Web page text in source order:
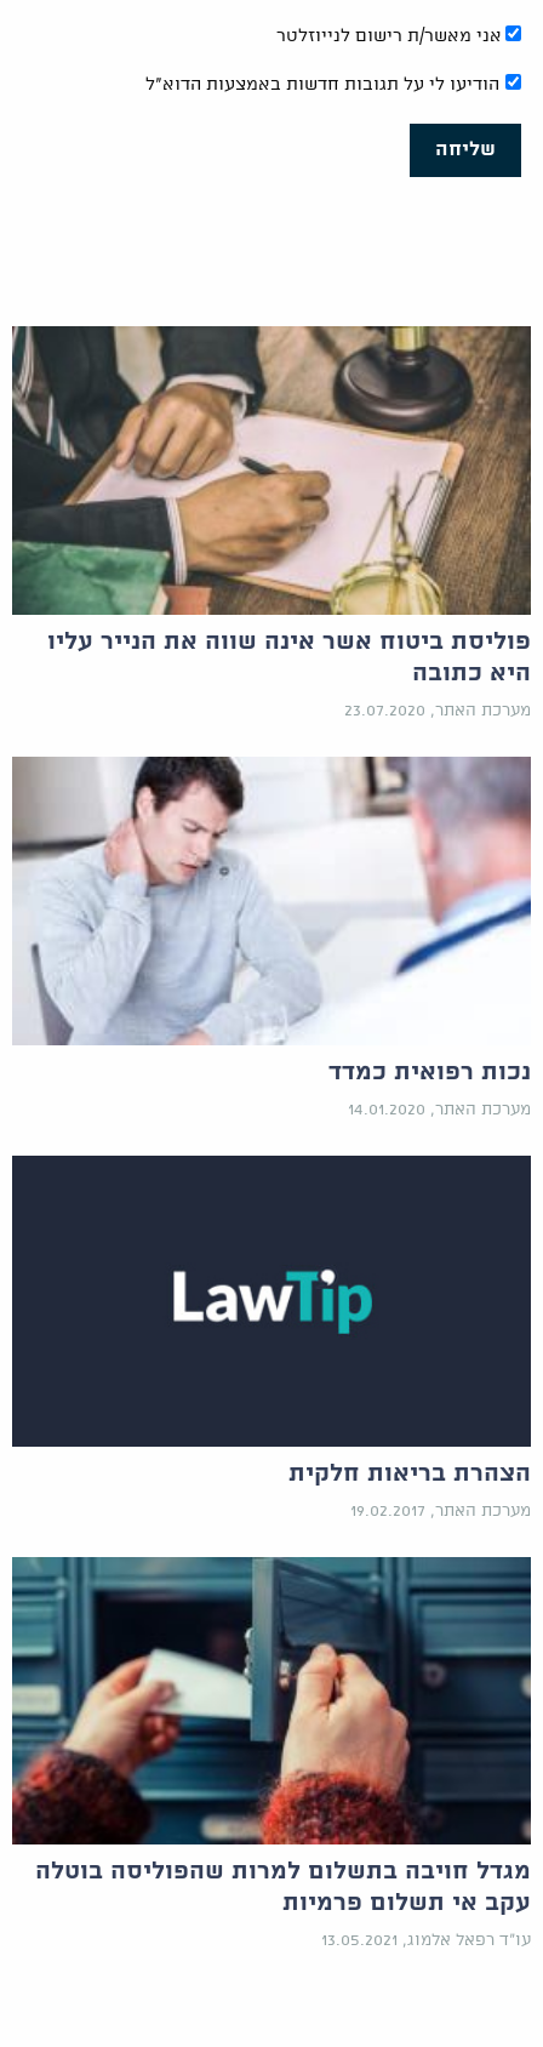
אני מאשר/ת רישום לנייוזלטר
הודיעו לי על תגובות חדשות באמצעות הדוא"ל
שליחה
פוליסת ביטוח אשר אינה שווה את הנייר עליו
היא כתובה
מערכת האתר, 23.07.2020
נכות רפואית כמדד
מערכת האתר, 14.01.2020
הצהרת בריאות חלקית
מערכת האתר, 19.02.2017
מגדל חויבה בתשלום למרות שהפוליסה בוטלה
עקב אי תשלום פרמיות
עו"ד רפאל אלמוג, 13.05.2021